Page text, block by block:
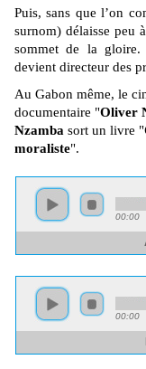
Puis, sans que l’on
surnom) délaisse peu
sommet de la gloire.
devient directeur des
Au Gabon même, le
documentaire "Oliver
Nzamba sort un livre "
moraliste".